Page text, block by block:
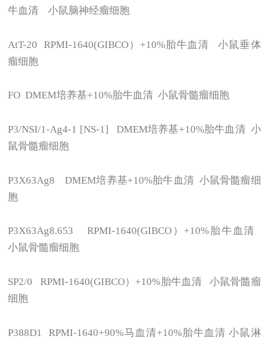
牛血清 小鼠脑神经瘤细胞
AtT-20 RPMI-1640(GIBCO）+10%胎牛血清 小鼠垂体
瘤细胞
FO DMEM培养基+10%胎牛血清 小鼠骨髓瘤细胞
P3/NSI/1-Ag4-1 [NS-1] DMEM培养基+10%胎牛血清 小
鼠骨髓瘤细胞
P3X63Ag8 DMEM培养基+10%胎牛血清 小鼠骨髓瘤细
胞
P3X63Ag8.653 RPMI-1640(GIBCO ）+10%胎牛血清
小鼠骨髓瘤细胞
SP2/0 RPMI-1640(GIBCO）+10%胎牛血清 小鼠骨髓瘤
细胞
P388D1 RPMI-1640+90%马血清+10%胎牛血清 小鼠淋